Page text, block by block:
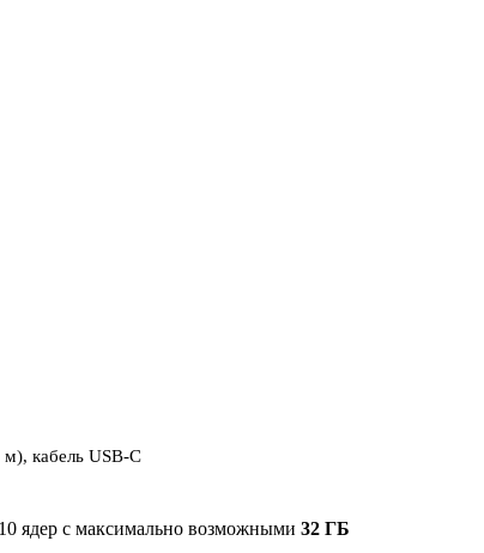
кабель USB-C
ядер с максимально возможными32 ГБ